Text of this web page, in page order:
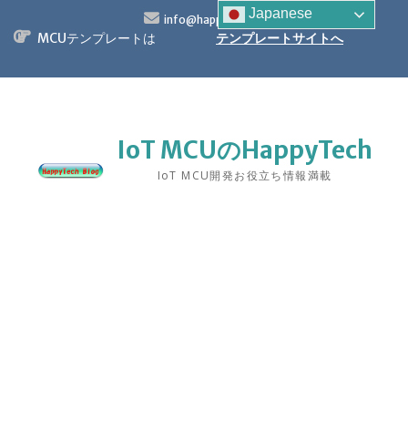
info@happytech.jp
MCUテンプレートは テンプレートサイトへ
IoT MCUのHappyTech
IoT MCU開発お役立ち情報満載
Japanese